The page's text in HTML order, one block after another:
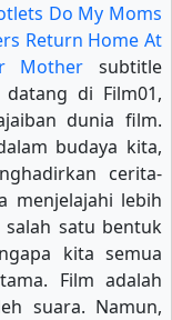
Do My Moms
Return Home At
Mother subtitle
datang di Film01,
dunia film.
budaya kita,
cerita-
menjelajahi lebih
satu bentuk
kita semua
Film adalah
suara. Namun,